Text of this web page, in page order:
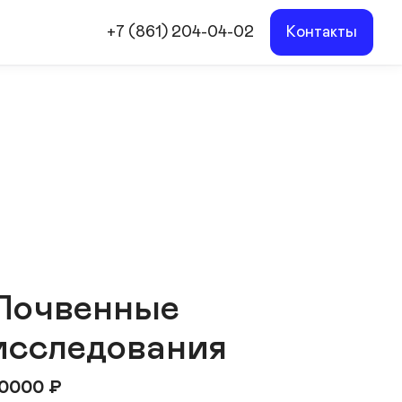
+7 (861) 204-04-02 Контакты
₽